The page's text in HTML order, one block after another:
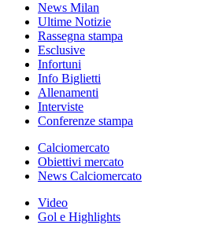
News Milan
Ultime Notizie
Rassegna stampa
Esclusive
Infortuni
Info Biglietti
Allenamenti
Interviste
Conferenze stampa
Calciomercato
Obiettivi mercato
News Calciomercato
Video
Gol e Highlights